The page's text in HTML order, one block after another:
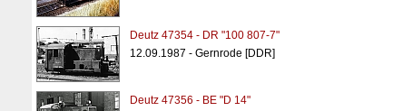
Deutz 47354 - DR "100 807-7"
12.09.1987 - Gernrode [DDR]
Deutz 47356 - BE "D 14"